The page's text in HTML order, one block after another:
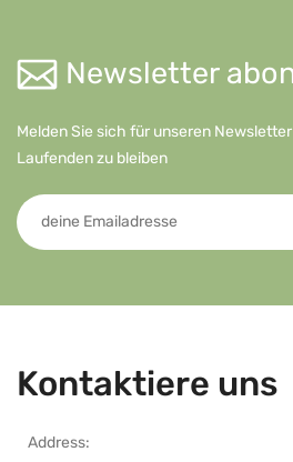
Newsletter
Melden Sie sich für unseren
Laufenden zu bleiben
Kontaktiere uns
Address: